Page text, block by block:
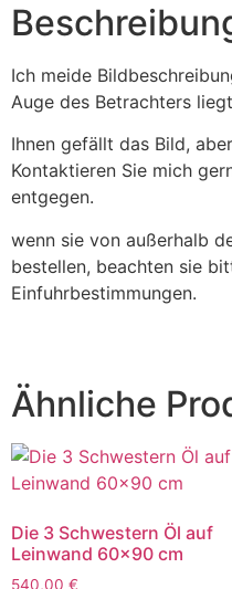
Ich meide
Auge des Betrachters
Ihnen gefällt das Bild,
Kontaktieren Sie mich
entgegen.
wenn sie von außerhalb
bestellen, beachten sie
Einfuhrbestimmungen.
Ähnliche
Die 3 Schwestern Öl auf
Leinwand 60×90 cm
540,00 €